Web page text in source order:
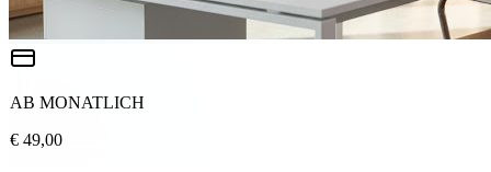
AB MONATLICH
€ 49,00